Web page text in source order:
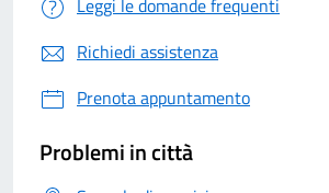
Leggi le domande frequenti
Richiedi assistenza
Prenota appuntamento
Problemi in città